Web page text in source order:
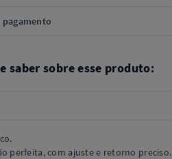
pagamento
saber sobre esse produto:
perfeita, com ajuste e retorno preciso.